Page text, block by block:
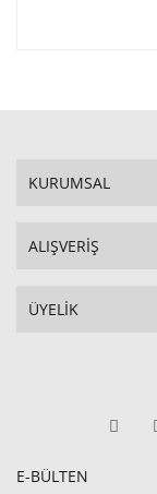
KURUMSAL
ALIŞVERİŞ
ÜYELİK
E-BÜLTEN